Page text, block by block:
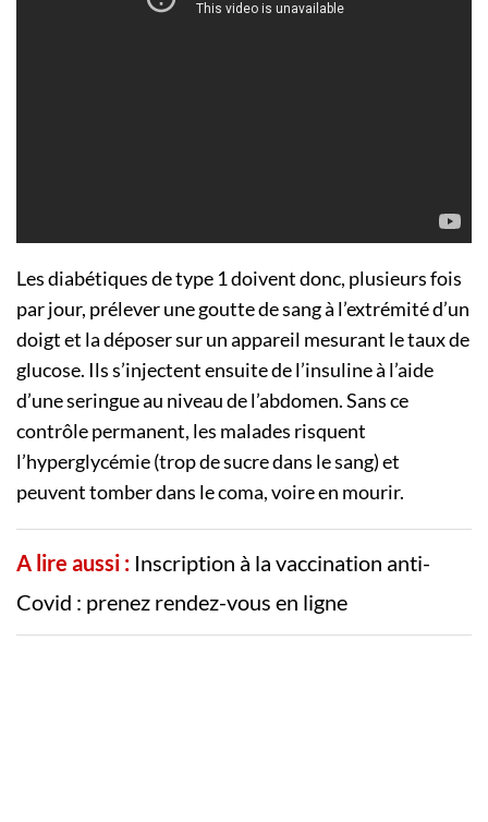
Les diabétiques de type 1 doivent donc, plusieurs fois
par jour, prélever une goutte de sang à l’extrémité d’un
doigt et la déposer sur un appareil mesurant le taux de
glucose. Ils s’injectent ensuite de l’insuline à l’aide
d’une seringue au niveau de l’abdomen. Sans ce
contrôle permanent, les malades risquent
l’hyperglycémie (trop de sucre dans le sang) et
peuvent tomber dans le coma, voire en mourir.
A lire aussi : Inscription à la vaccination anti-
Covid : prenez rendez-vous en ligne